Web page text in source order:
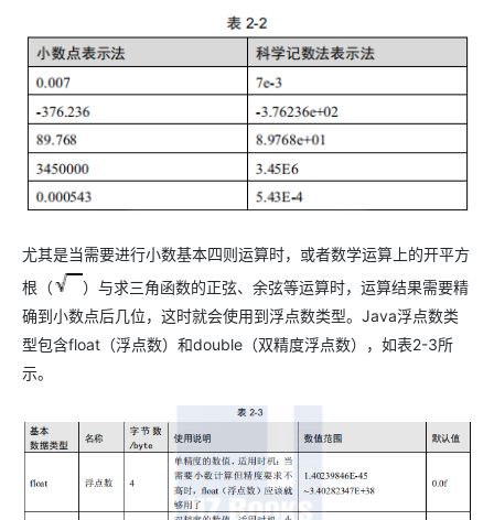
尤其是当需要进行小数基本四则运算时，或者数学运算上的开平方
根（
）与求三角函数的正弦、余弦等运算时，运算结果需要精
确到小数点后几位，这时就会使用到浮点数类型。Java浮点数类
型包含float（浮点数）和double（双精度浮点数），如表2-3所
示。